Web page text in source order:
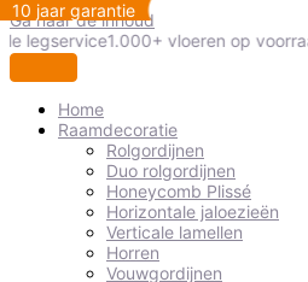
Ga naar de inhoud
legservice1.000+ vloeren op
Home
Raamdecoratie
Rolgordijnen
Duo rolgordijnen
Honeycomb Plissé
Horizontale jaloezieën
Verticale lamellen
Horren
Vouwgordijnen
10 jaar garantie